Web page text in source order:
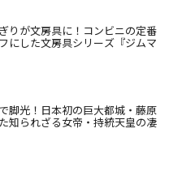
りが文房具に！コンビニの定番
にした文房具シリーズ『ジムマ
脚光！日本初の巨大都城・藤原
知られざる女帝・持統天皇の凄